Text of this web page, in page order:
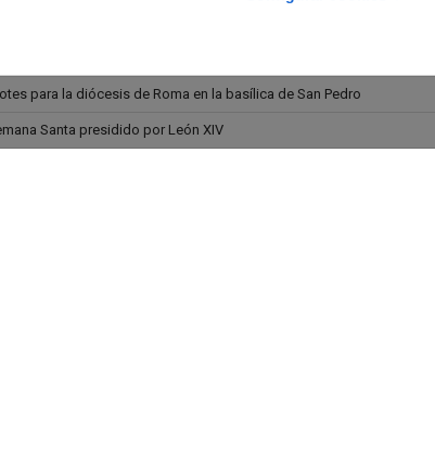
a actos cristianos en Semana Santa
Santa como Papa en el Vaticano
para la diócesis de Roma en la basílica de San Pedro
Santa presidido por León XIV